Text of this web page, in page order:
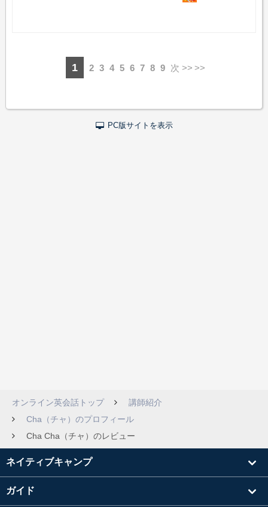
1 2 3 4 5 6 7 8 9 次 >>
PC版サイトを表示
オンライン英会話トップ
講師紹介
Cha（チャ）のプロフィール
Cha Cha（チャ）のレビュー
ネイティブキャンプ
ガイド